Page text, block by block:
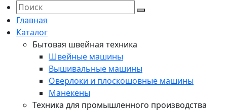
Главная
Каталог
Бытовая швейная техника
Швейные машины
Вышивальные машины
Оверлоки и плоскошовные машины
Манекены
Техника для промышленного производства